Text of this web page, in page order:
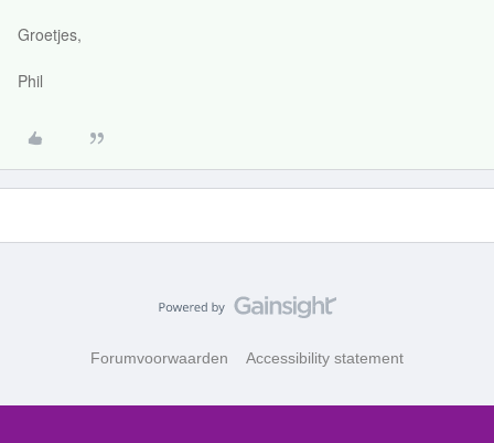
Groetjes,
Phil
Forumvoorwaarden Accessibility statement